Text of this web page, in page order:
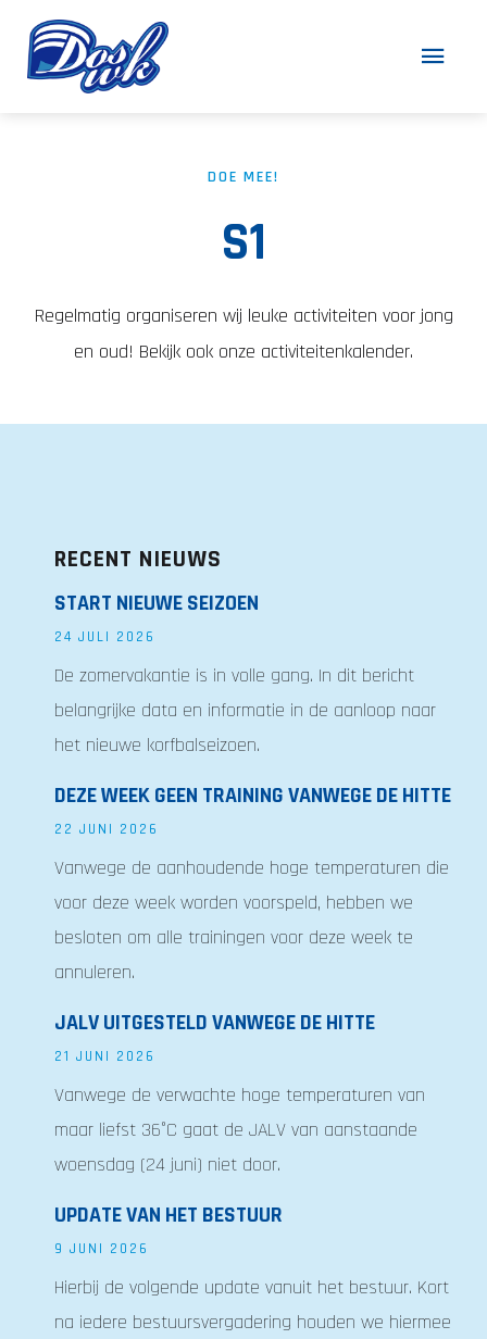
DOE MEE!
S1
Regelmatig organiseren wij leuke activiteiten voor jong
en oud! Bekijk ook onze activiteitenkalender.
RECENT NIEUWS
START NIEUWE SEIZOEN
24 JULI 2026
De zomervakantie is in volle gang. In dit bericht
belangrijke data en informatie in de aanloop naar
het nieuwe korfbalseizoen.
DEZE WEEK GEEN TRAINING VANWEGE DE HITTE
22 JUNI 2026
Vanwege de aanhoudende hoge temperaturen die
voor deze week worden voorspeld, hebben we
besloten om alle trainingen voor deze week te
annuleren.
JALV UITGESTELD VANWEGE DE HITTE
21 JUNI 2026
Vanwege de verwachte hoge temperaturen van
maar liefst 36°C gaat de JALV van aanstaande
woensdag (24 juni) niet door.
UPDATE VAN HET BESTUUR
9 JUNI 2026
Hierbij de volgende update vanuit het bestuur. Kort
na iedere bestuursvergadering houden we hiermee